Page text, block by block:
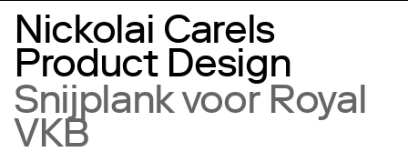
Nickolai Carels
Product Design
Snijplank voor Royal
VKB